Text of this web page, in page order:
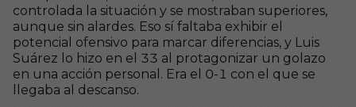
controlada la situación y se mostraban superiores,
aunque sin alardes. Eso sí faltaba exhibir el
potencial ofensivo para marcar diferencias, y Luis
Suárez lo hizo en el 33 al protagonizar un golazo
en una acción personal. Era el 0-1 con el que se
llegaba al descanso.